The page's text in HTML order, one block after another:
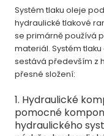
Systém tlaku oleje
hydraulické tlakové
se primárně používá
materiál. Systém
sestává především z
přesné složení:
1. Hydraulické
pomocné
hydraulického